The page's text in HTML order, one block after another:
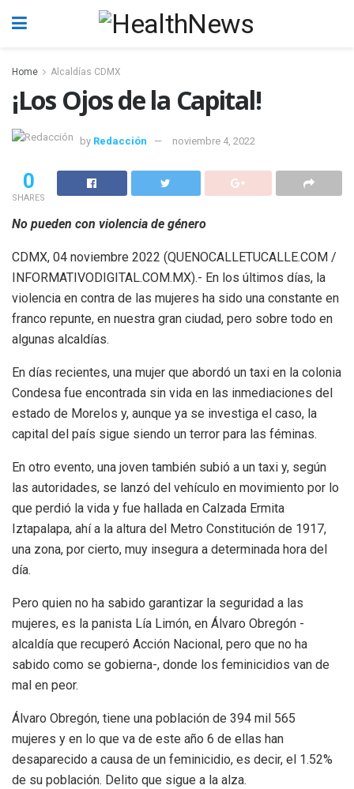
Home Alcaldías CDMX
¡Los Ojos de la Capital!
by Redacción noviembre 4, 2022
0
SHARES
No pueden con violencia de género
CDMX, 04 noviembre 2022 (QUENOCALLETUCALLE.COM /
INFORMATIVODIGITAL.COM.MX).- En los últimos días, la
violencia en contra de las mujeres ha sido una constante en
franco repunte, en nuestra gran ciudad, pero sobre todo en
algunas alcaldías.
En días recientes, una mujer que abordó un taxi en la colonia
Condesa fue encontrada sin vida en las inmediaciones del
estado de Morelos y, aunque ya se investiga el caso, la
capital del país sigue siendo un terror para las féminas.
En otro evento, una joven también subió a un taxi y, según
las autoridades, se lanzó del vehículo en movimiento por lo
que perdió la vida y fue hallada en Calzada Ermita
Iztapalapa, ahí a la altura del Metro Constitución de 1917,
una zona, por cierto, muy insegura a determinada hora del
día.
Pero quien no ha sabido garantizar la seguridad a las
mujeres, es la panista Lía Limón, en Álvaro Obregón -
alcaldía que recuperó Acción Nacional, pero que no ha
sabido como se gobierna-, donde los feminicidios van de
mal en peor.
Álvaro Obregón, tiene una población de 394 mil 565
mujeres y en lo que va de este año 6 de ellas han
desaparecido a causa de un feminicidio, es decir, el 1.52%
de su población. Delito que sigue a la alza.